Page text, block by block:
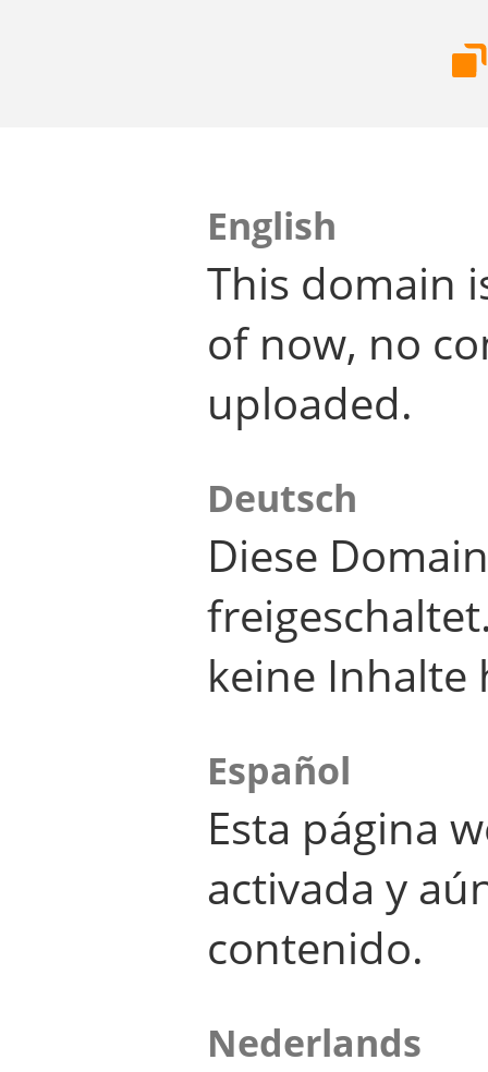
English
This domain
of now, no
uploaded.
Deutsch
Diese
keine Inhalte
Español
Esta página
activada y
contenido.
Nederlands